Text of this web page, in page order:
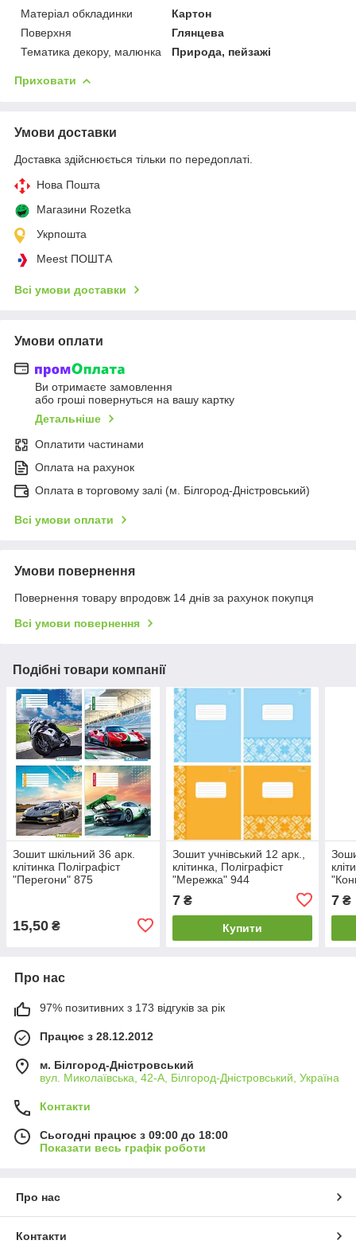
Матеріал обкладинки
Картон
Поверхня
Глянцева
Тематика декору, малюнка
Природа, пейзажі
Приховати
Умови доставки
Доставка здійснюється тільки по передоплаті.
Нова Пошта
Магазини Rozetka
Укрпошта
Meest ПОШТА
Всі умови доставки
Умови оплати
Ви отримаєте замовлення
або гроші повернуться на вашу картку
Детальніше
Оплатити частинами
Оплата на рахунок
Оплата в торговому залі (м. Білгород-Дністровський)
Всі умови оплати
Умови повернення
Повернення товару впродовж 14 днів за рахунок покупця
Всі умови повернення
Подібні товари компанії
Зошит шкільний 36 арк.
клітинка Поліграфіст
"Перегони" 875
15,50 ₴
Зошит учнівський 12 арк.,
клітинка, Поліграфіст
"Мережка" 944
7₴
Купити
7 ₴
Про нас
97% позитивних з 173 відгуків за рік
Працює з 28.12.2012
м. Білгород-Дністровський
вул. Миколаївська, 42-А, Білгород-Дністровський, Україна
Контакти
Сьогодні працює з 09:00 до 18:00
Показати весь графік роботи
Про нас
Контакти